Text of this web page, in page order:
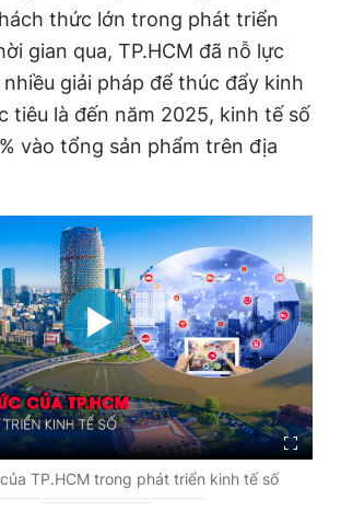
thức lớn trong phát triển
gian qua, TP.HCM đã nỗ lực
giải pháp để thúc đẩy kinh
tiêu là đến năm 2025, kinh tế số
vào tổng sản phẩm trên địa
TP.HCM trong phát triển kinh tế số